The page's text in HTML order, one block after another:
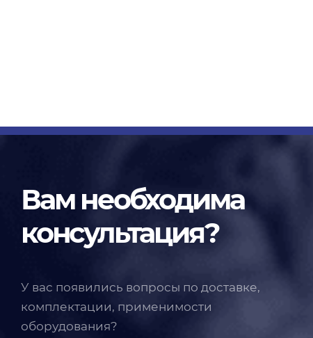
Вам необходима
консультация?
У вас появились вопросы по доставке,
комплектации, применимости
оборудования?